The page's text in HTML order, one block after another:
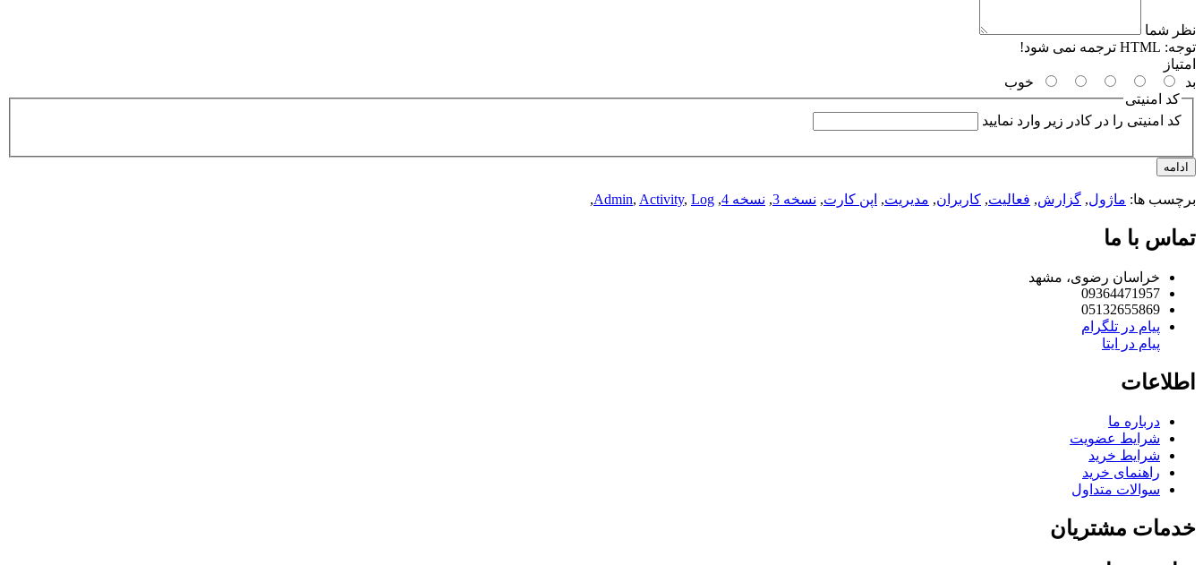
نظر شما
توجه:
امتیاز
بد
خوب
کد امنیتی
کد امنیتی را در کادر زیر وارد نمایید
ادامه
برچسب ها: ماژول, گزارش, فعالیت, کاربران, مدیریت, اپن کارت, نسخه 3 , نسخه 4 ,
Admin, Activity, Log
,
تماس با ما
خراسان رضوی، مشهد
09364471957
05132655869
پیام در تلگرام
پیام در ایتا
اطلاعات
درباره ما
شرایط عضویت
شرایط خرید
راهنمای خرید
سوالات متداول
خدمات مشتریان